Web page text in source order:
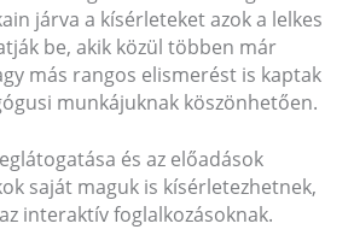
járva a kísérleteket azok a lelkes
be, akik közül többen már
más rangos elismerést is kaptak
munkájuknak köszönhetően.
és az előadások
saját maguk is kísérletezhetnek,
interaktív foglalkozásoknak.